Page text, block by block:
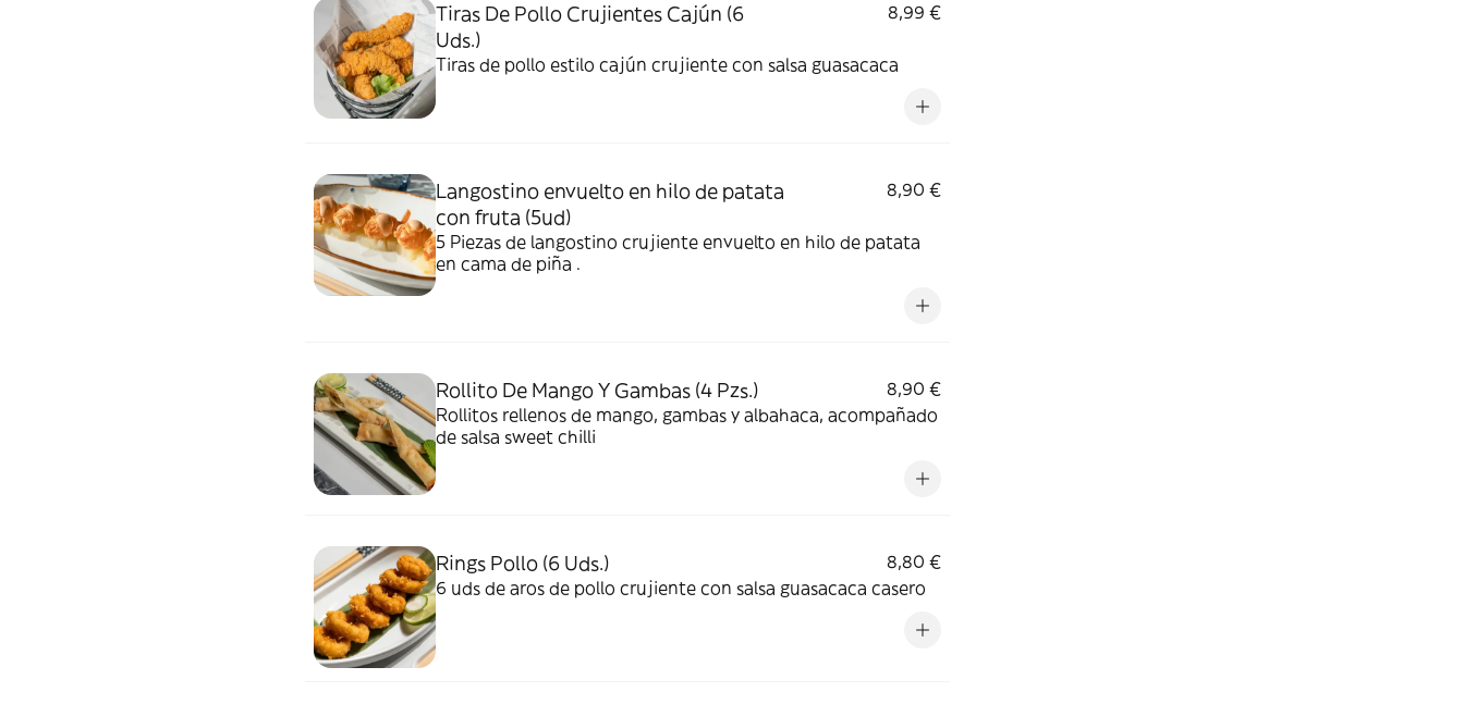
Tiras De Pollo Crujientes Cajún (6
Uds.)
8,99 €
Tiras de pollo estilo cajún crujiente con salsa guasacaca
Langostino envuelto en hilo de patata
con fruta (5ud)
8,90 €
5 Piezas de langostino crujiente envuelto en hilo de patata
en cama de piña .
Rollito De Mango Y Gambas (4 Pzs.)
8,90 €
Rollitos rellenos de mango, gambas y albahaca, acompañado
de salsa sweet chilli
Rings Pollo (6 Uds.)
8,80 €
6 uds de aros de pollo crujiente con salsa guasacaca casero